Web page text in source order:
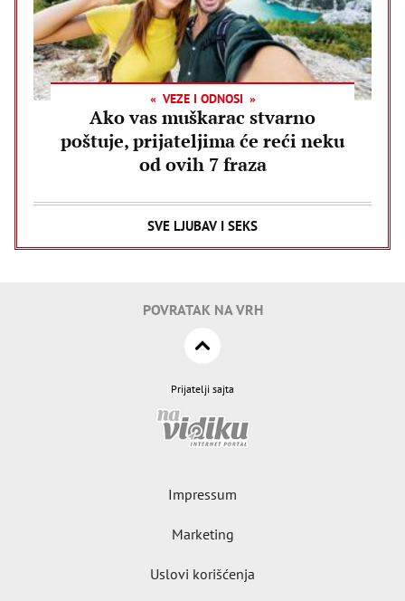
VEZE I ODNOSI
Ako vas muškarac stvarno
poštuje, prijateljima će reći neku
od ovih 7 fraza
SVE LJUBAV I SEKS
POVRATAK NA VRH
Prijatelji sajta
Impressum
Marketing
Uslovi korišćenja